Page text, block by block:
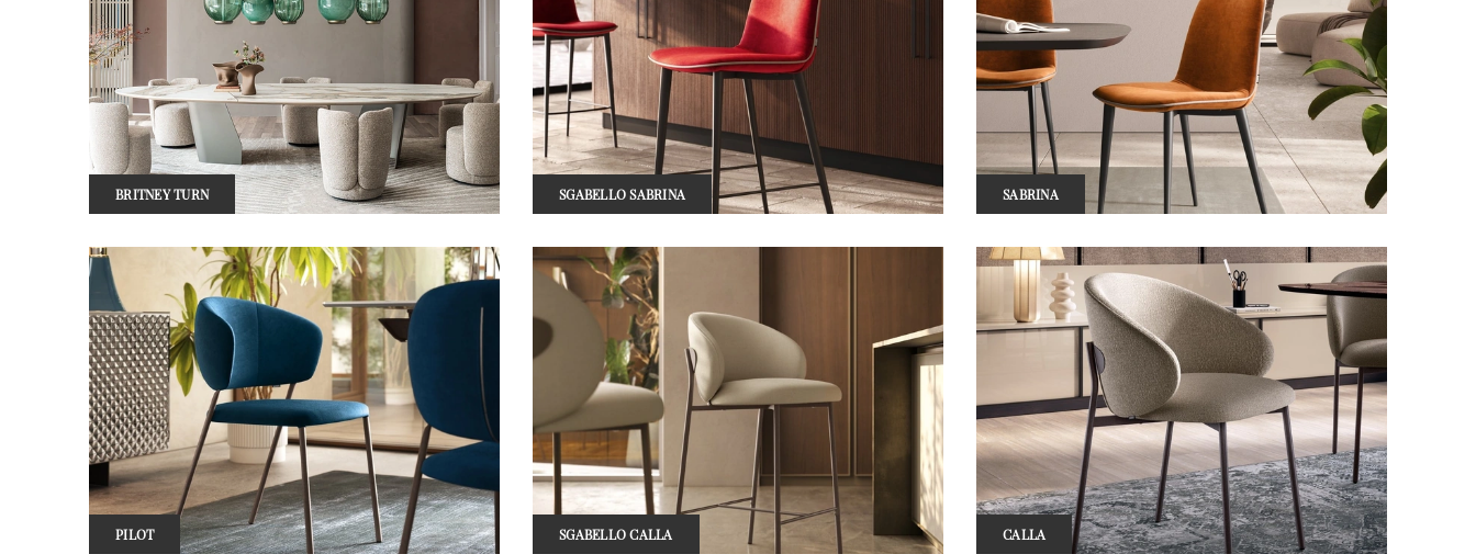
BRITNEY TURN SGABELLO SABRINA SABRINA
PILOT SGABELLO CALLA CALLA